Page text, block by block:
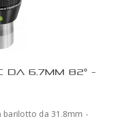
DA 6.7MM 82° -
barilotto da 31.8mm -